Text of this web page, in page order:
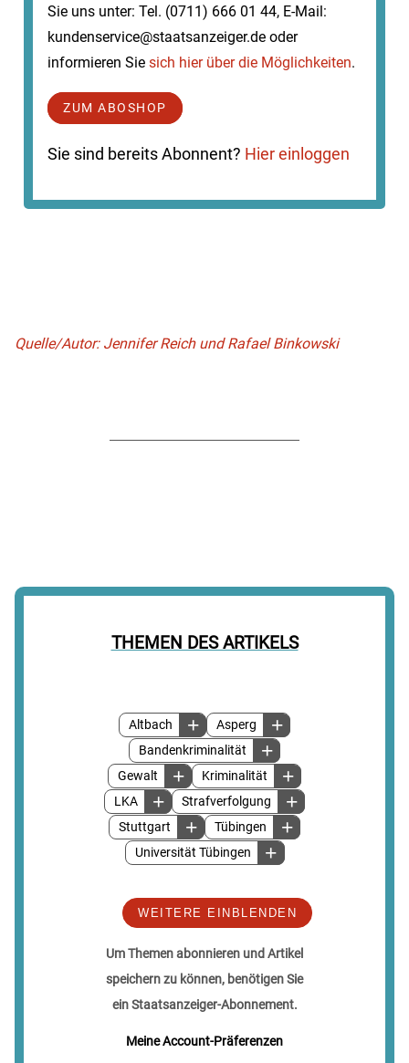
THEMEN DES ARTIKELS
Altbach
Asperg
Bandenkriminalität
Gewalt
Kriminalität
LKA
Strafverfolgung
Stuttgart
Tübingen
Universität Tübingen
WEITERE EINBLENDEN
Um Themen abonnieren und Artikel
speichern zu können, benötigen Sie
ein Staatsanzeiger-Abonnement.
Meine Account-Präferenzen
Sie uns unter: Tel. (0711) 666 01 44, E-Mail:
kundenservice@staatsanzeiger.de oder
informieren Sie sich hier über die Möglichkeiten.
ZUM ABOSHOP
Sie sind bereits Abonnent? Hier einloggen
Quelle/Autor: Jennifer Reich und Rafael Binkowski